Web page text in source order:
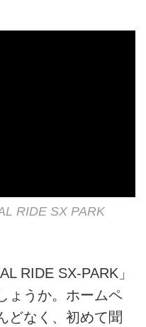
RIDE SX PARK
RIDE SX-PARK」
ょうか。ホームペ
どなく、初めて聞